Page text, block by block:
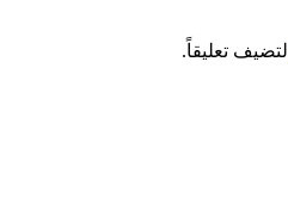
لتضيف تعليقاً.